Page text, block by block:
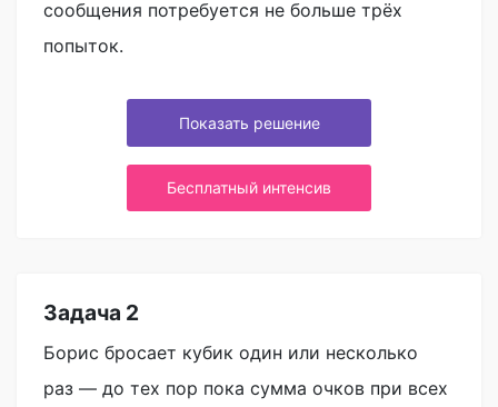
сообщения потребуется не больше трёх
попыток.
Показать решение
Бесплатный интенсив
Задача 2
Борис бросает кубик один или несколько
раз — до тех пор пока сумма очков при всех